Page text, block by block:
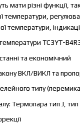
різні функції,
температури,
температури,
TC3YT-
та економічний
ВКЛ/ВИКЛ та
типу
Термопара тип J,